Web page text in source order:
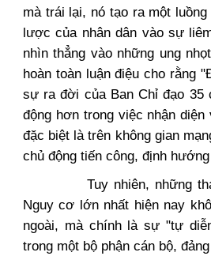
mà trái lại, nó tạo ra một
lược của nhân dân vào sự
nhìn thẳng vào những ung
hoàn toàn luận điệu cho rằng
sự ra đời của Ban Chỉ đạo 35
động hơn trong việc nhận
đặc biệt là trên không gian
chủ động tiến công, định
Tuy nhiên, những thách
Nguy cơ lớn nhất hiện nay
ngoài, mà chính là sự "tự
trong một bộ phận cán bộ,